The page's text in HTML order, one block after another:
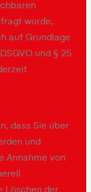
wurde,
auf Grundlage
und § 25
dass Sie über
und
Annahme von
Löschen der